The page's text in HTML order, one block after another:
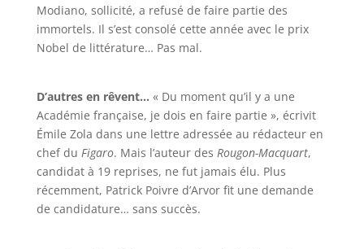
Modiano, sollicité, a refusé de faire partie des
immortels. Il s’est consolé cette année avec le prix
Nobel de littérature… Pas mal.
D’autres en rêvent… « Du moment qu’il y a une
Académie française, je dois en faire partie », écrivit
Émile Zola dans une lettre adressée au rédacteur en
chef du Figaro. Mais l’auteur des Rougon-Macquart,
candidat à 19 reprises, ne fut jamais élu. Plus
récemment, Patrick Poivre d’Arvor fit une demande
de candidature… sans succès.